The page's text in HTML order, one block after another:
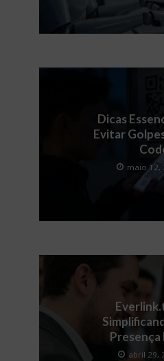
Dicas
Evitar
maio 12,
abril 29,